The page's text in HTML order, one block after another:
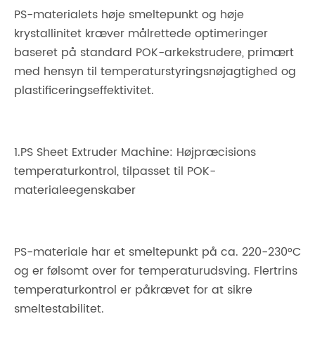
PS-materialets høje smeltepunkt og høje
krystallinitet kræver målrettede optimeringer
baseret på standard POK-arkekstrudere, primært
med hensyn til temperaturstyringsnøjagtighed og
plastificeringseffektivitet.
1.PS Sheet Extruder Machine: Højpræcisions
temperaturkontrol, tilpasset til POK-
materialeegenskaber
PS-materiale har et smeltepunkt på ca. 220-230°C
og er følsomt over for temperaturudsving. Flertrins
temperaturkontrol er påkrævet for at sikre
smeltestabilitet.